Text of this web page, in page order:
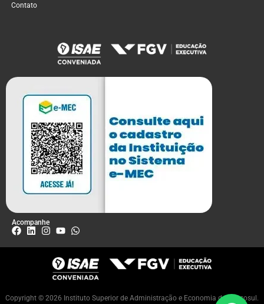
Contato
Acompanhe
Copyright © 2026 Instituto Superior de Administração e Economia do Mercosul.